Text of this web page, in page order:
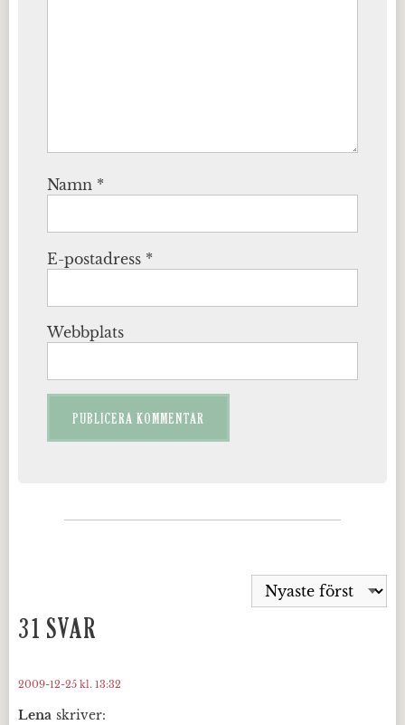
Namn *
E-postadress *
Webbplats
31 SVAR
Lena skriver:
2009-12-25 kl. 13:32